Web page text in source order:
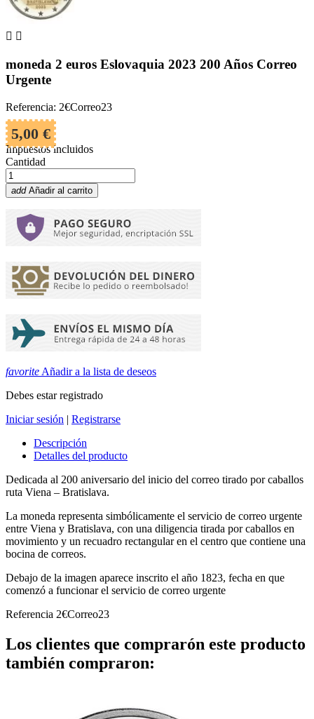
 
moneda 2 euros Eslovaquia 2023 200 Años Correo
Urgente
Referencia: 2€Correo23
5,00 €
Impuestos incluidos
Cantidad
add Añadir al carrito
favorite Añadir a la lista de deseos
Debes estar registrado
Iniciar sesión | Registrarse
Descripción
Detalles del producto
Dedicada al 200 aniversario del inicio del correo tirado por caballos
ruta Viena – Bratislava.
La moneda representa simbólicamente el servicio de correo urgente
entre Viena y Bratislava, con una diligencia tirada por caballos en
movimiento y un recuadro rectangular en el centro que contiene una
bocina de correos.
Debajo de la imagen aparece inscrito el año 1823, fecha en que
comenzó a funcionar el servicio de correo urgente
Referencia 2€Correo23
Los clientes que comprarón este producto
también compraron: